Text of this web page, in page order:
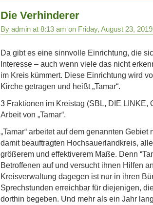
Die Verhinderer
By admin at 8:13 am on Friday, August 23, 2019
Da gibt es eine sinnvolle Einrichtung, die
Interesse – auch wenn viele das nicht
im Kreis kümmert. Diese Einrichtung wird
Kirche getragen und heißt „Tamar“.
3 Fraktionen im Kreistag (SBL, DIE LINKE,
Arbeit von „Tamar“.
„Tamar“ arbeitet auf dem genannten
damit beauftragten Hochsauerlandkreis,
größerem und effektiverem Maße. Denn
Betroffenen auf und versucht ihnen Hilfen
Kreisverwaltung dagegen ist nur in ihren
Sprechstunden erreichbar für diejenigen,
dorthin begeben. Und mehr als ein Jahr